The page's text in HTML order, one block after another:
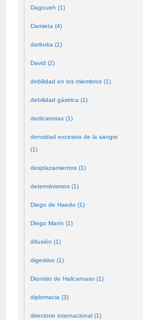
Dagoueh (1)
Damieta (4)
darbuka (1)
David (2)
debilidad en los miembros (1)
debilidad gástrica (1)
dedicatorias (1)
densidad excesiva de la sangre
(1)
desplazamientos (1)
determinismos (1)
Diego de Haedo (1)
Diego Marín (1)
difusión (1)
digestivo (1)
Dionisio de Halicarnaso (1)
diplomacia (3)
directorio internacional (1)